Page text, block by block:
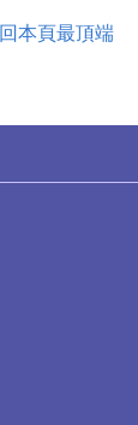
回本頁最頂端